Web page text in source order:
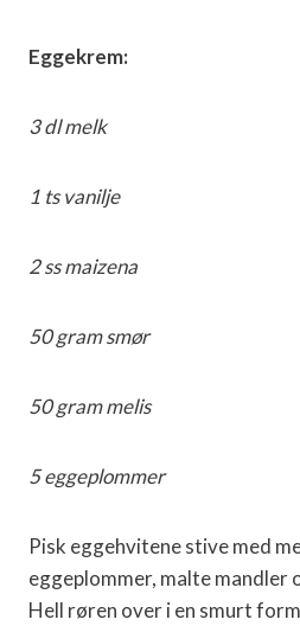
Eggekrem:
3 dl melk
1 ts vanilje
2 ss maizena
50 gram smør
50 gram melis
5 eggeplommer
Pisk eggehvitene stive med
eggeplommer, malte mandler
Hell røren over i en smurt